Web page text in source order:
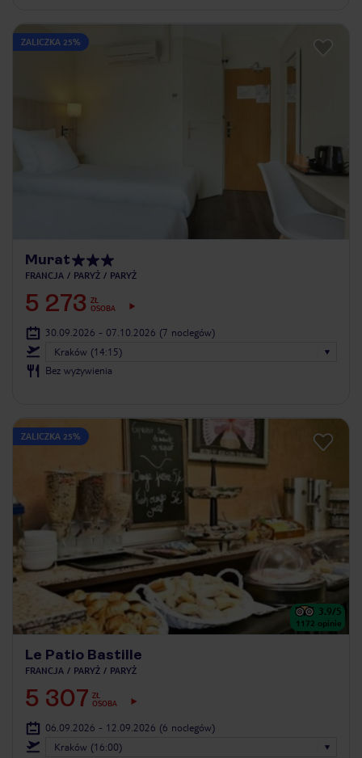
ZALICZKA 25%
Murat
FRANCJA PARYŻ PARYŻ
5 273 ZŁ
OSOBA
30.09.2026 - 07.10.2026 (7 noclegów)
Kraków (14:15)
Bez wyżywienia
ZALICZKA 25%
3.9/5
1172 opinie
Le Patio Bastille
FRANCJA PARYŻ PARYŻ
5 307 ZŁ
OSOBA
06.09.2026 - 12.09.2026 (6 noclegów)
Kraków (16:00)